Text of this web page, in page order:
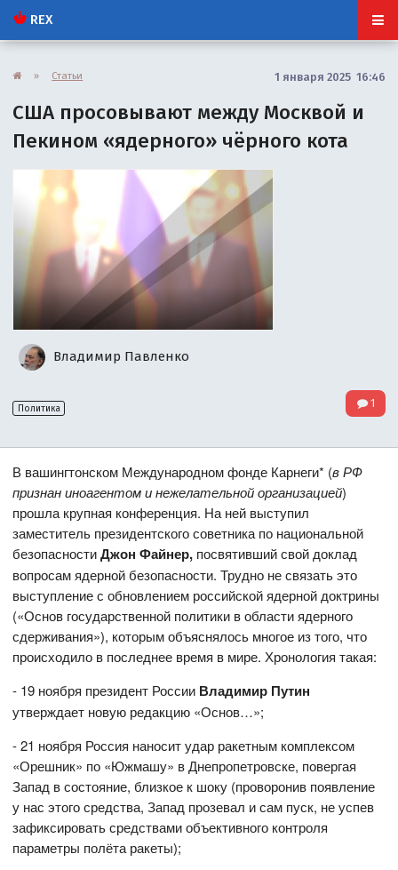
REX
» Статьи 1 января 2025 16:46
США просовывают между Москвой и
Пекином «ядерного» чёрного кота
Владимир Павленко
Политика 1
В вашингтонском Международном фонде Карнеги* (в РФ
признан иноагентом и нежелательной организацией)
прошла крупная конференция. На ней выступил
заместитель президентского советника по национальной
безопасностиДжон Файнер, посвятивший свой доклад
вопросам ядерной безопасности. Трудно не связать это
выступление с обновлением российской ядерной доктрины
(«Основ государственной политики в области ядерного
сдерживания»), которым объяснялось многое из того, что
происходило в последнее время в мире. Хронология такая:
- 19 ноября президент России Владимир Путин
утверждает новую редакцию «Основ…»;
- 21 ноября Россия наносит удар ракетным комплексом
«Орешник» по «Южмашу» в Днепропетровске, повергая
Запад в состояние, близкое к шоку (проворонив появление
у нас этого средства, Запад прозевал и сам пуск, не успев
зафиксировать средствами объективного контроля
параметры полёта ракеты);